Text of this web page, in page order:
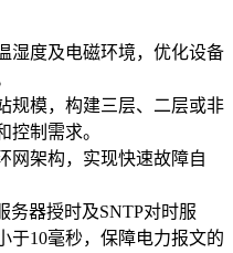
湿度及电磁环境，优化设备
规模，构建三层、二层或非
控制需求。
网架构，实现快速故障自
器授时及SNTP对时服
于10毫秒，保障电力报文的